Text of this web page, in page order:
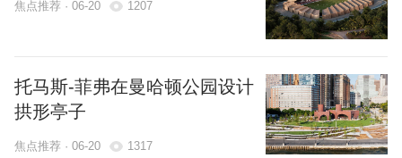
焦点推荐 · 06-20 1207
托马斯-菲弗在曼哈顿公园设计
拱形亭子
焦点推荐 · 06-20 1317